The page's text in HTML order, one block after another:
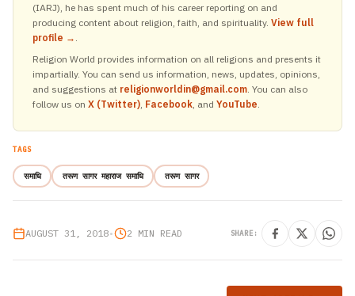
(IARJ), he has spent much of his career reporting on and
producing content about religion, faith, and spirituality. View full
profile → .
Religion World provides information on all religions and presents it
impartially. You can send us information, news, updates, opinions,
and suggestions at religionworldin@gmail.com. You can also
follow us on X (Twitter), Facebook, and YouTube.
TAGS
समाधि तरूण सागर महाराज समाधि तरूण सागर
AUGUST 31, 2018• 2 MIN READ SHARE: